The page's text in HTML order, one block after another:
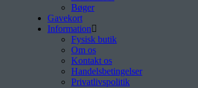
Bøger
Gavekort
Information
Fysisk butik
Om os
Kontakt os
Handelsbetingelser
Privatlivspolitik